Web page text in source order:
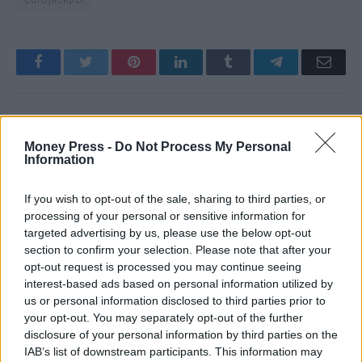
Money Press - Do Not Process My Personal
Information
If you wish to opt-out of the sale, sharing to third parties, or
processing of your personal or sensitive information for
targeted advertising by us, please use the below opt-out
section to confirm your selection. Please note that after your
opt-out request is processed you may continue seeing
interest-based ads based on personal information utilized by
us or personal information disclosed to third parties prior to
your opt-out. You may separately opt-out of the further
disclosure of your personal information by third parties on the
IAB’s list of downstream participants. This information may
Facebook Twitter PinterestLinkedIn Tumblr Telegram
24 θέσεις εργασίας στο Δήμο
Bloomberg: Πλήρη
αερίου ως το 2027,
επεξεργάζεται η ΕΕ
RELATEDPOSTS